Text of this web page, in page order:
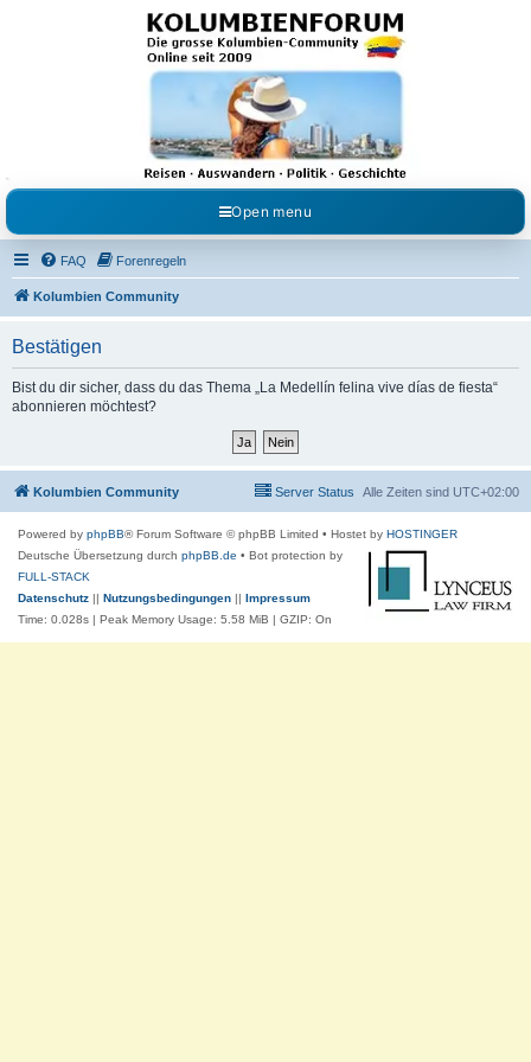
Kolumbienforum - Das
grosse Forum der
Freunde Kolumbiens
Reisen, Auswandern, Kultur, Politik, Geschichte und Visum in Kolumbien und Venezuela.
Austausch, Erfahrungen und Gemeinschaft im Kolumbienforum
Open menu
FAQ Forenregeln
Kolumbien Community
Bestätigen
Bist du dir sicher, dass du das Thema „La Medellín felina vive días de fiesta“
abonnieren möchtest?
Kolumbien Community Alle Zeiten sind UTC+02:00
Server Status
Powered by phpBB® Forum Software © phpBB Limited • Hostet by HOSTINGER
Deutsche Übersetzung durch phpBB.de • Bot protection by
FULL-STACK
Datenschutz
Nutzungsbedingungen
Impressum
Time: 0.028s | Peak Memory Usage: 5.58 MiB | GZIP: On